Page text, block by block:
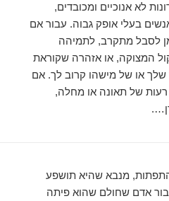
לא אנוכיים ומכובדים,
בעלי אופק גבוה. עבור אם
לסבל מתקרב, לתמיהה
המצוקה, או אזהרה שקוראת
או של מישהו קרוב לך. אם
של תאונה או מחלה,
מנבא שהיא תושפע
אדם שחולם שהוא פיתה